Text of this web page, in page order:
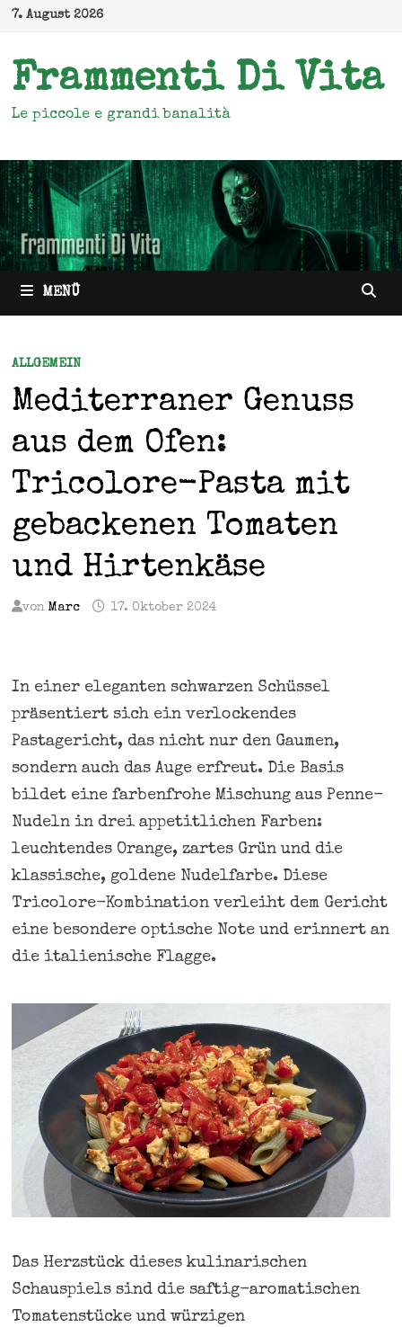
Zum
springen
7. August 2026
Frammenti Di Vita
Le piccole e grandi banalità
MENÜ
ALLGEMEIN
Mediterraner Genuss
aus dem Ofen:
Tricolore-Pasta mit
gebackenen Tomaten
und Hirtenkäse
von Marc 17. Oktober 2024
In einer eleganten schwarzen Schüssel
präsentiert sich ein verlockendes
Pastagericht, das nicht nur den Gaumen,
sondern auch das Auge erfreut. Die Basis
bildet eine farbenfrohe Mischung aus Penne-
Nudeln in drei appetitlichen Farben:
leuchtendes Orange, zartes Grün und die
klassische, goldene Nudelfarbe. Diese
Tricolore-Kombination verleiht dem Gericht
eine besondere optische Note und erinnert an
die italienische Flagge.
Das Herzstück dieses kulinarischen
Schauspiels sind die saftig-aromatischen
Tomatenstücke und würzigen